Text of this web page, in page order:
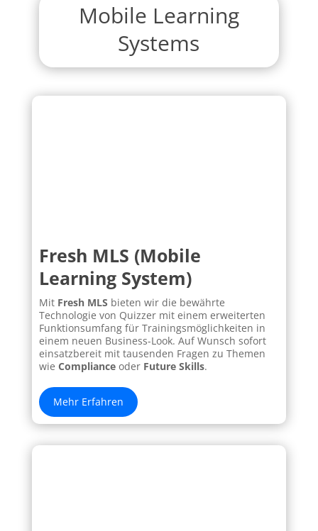
Mobile Learning
Systems
Fresh MLS (Mobile
Learning System)
Mit Fresh MLS bieten wir die bewährte
Technologie von Quizzer mit einem erweiterten
Funktionsumfang für Trainingsmöglichkeiten in
einem neuen Business-Look. Auf Wunsch sofort
einsatzbereit mit tausenden Fragen zu Themen
wie Complianceoder Future Skills.
Mehr Erfahren